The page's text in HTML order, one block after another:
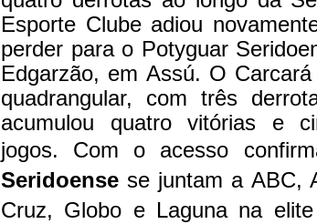
Esporte Clube adiou
perder para o Potyguar
Edgarzão, em Assú. O
quadrangular, com três
acumulou quatro vitórias e
jogos. Com o acesso
Seridoense se juntam a ABC,
Cruz, Globo e Laguna na